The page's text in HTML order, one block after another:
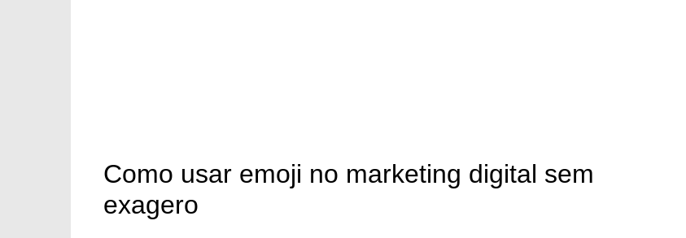
Como usar emoji no marketing digital sem
exagero